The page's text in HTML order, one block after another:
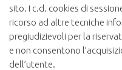
sito. I c.d. cookies di
ricorso ad altre tecniche
pregiudizievoli per la
e non consentono
dell’utente.